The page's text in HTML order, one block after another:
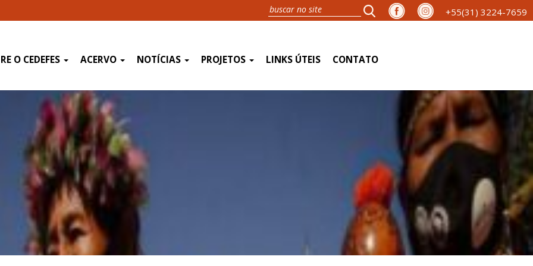
+55(31) 3224-7659
O CEDEFES ACERVO NOTÍCIAS PROJETOS LINKS ÚTEIS CONTATO